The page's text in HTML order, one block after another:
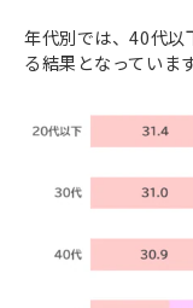
年代別では、40代以
る結果となっています